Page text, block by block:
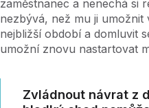
zaměstnanec a nenechá si
nezbývá, než mu ji
nejbližší období a domluvit
umožní znovu nastartovat
Zvládnout návrat z